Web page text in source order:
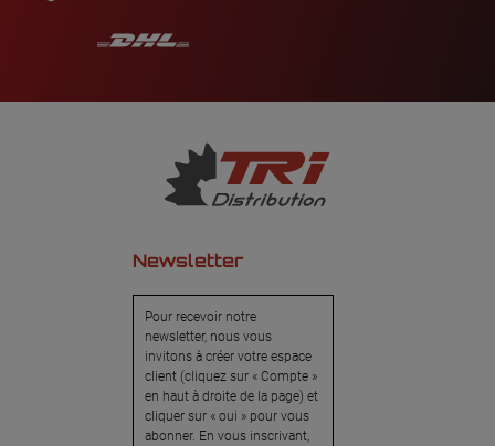
Newsletter
Pour recevoir notre
newsletter, nous vous
invitons à créer votre espace
client (cliquez sur « Compte »
en haut à droite de la page) et
cliquer sur « oui » pour vous
abonner. En vous inscrivant,